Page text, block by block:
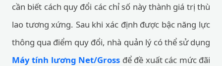
cần biết cách quy đổi các chỉ số này thành giá trị thù
lao tương xứng. Sau khi xác định được bậc năng lực
thông qua điểm quy đổi, nhà quản lý có thể sử dụng
Máy tính lương Net/Gross để đề xuất các mức đãi